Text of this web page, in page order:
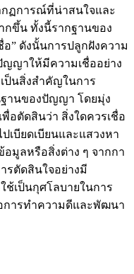
กฏการณ์ที่น่าสนใจและ
ขึ้น ทั้งนี้รากฐานของ
” ดังนั้นการปลูกฝังความ
ญาให้มีความเชื่ออย่าง
ป็นสิ่งสำคัญในการ
านของปัญญา โดยมุ่ง
อตัดสินว่า สิ่งใดควรเชื่อ
เบียดเบียนและแสวงหา
มูลหรือสิ่งต่าง ๆ จากกา
รตัดสินใจอย่างมี
เป็นกุศโลบายในการ
อการทำความดีและพัฒนา